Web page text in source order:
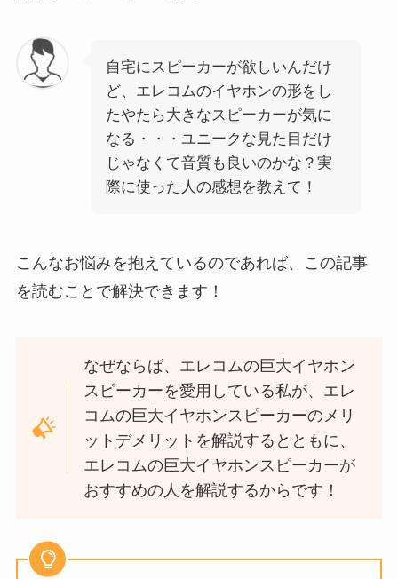
自宅にスピーカーが欲しいんだけ
ど、エレコムのイヤホンの形をし
たやたら大きなスピーカーが気に
なる・・・ユニークな見た目だけ
じゃなくて音質も良いのかな？実
際に使った人の感想を教えて！
こんなお悩みを抱えているのであれば、この記事
を読むことで解決できます！
なぜならば、エレコムの巨大イヤホン
スピーカーを愛用している私が、エレ
コムの巨大イヤホンスピーカーのメリ
ットデメリットを解説するとともに、
エレコムの巨大イヤホンスピーカーが
おすすめの人を解説するからです！